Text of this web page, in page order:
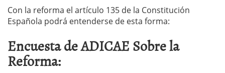
Con la reforma el artículo 135 de la Constitución
Española podrá entenderse de esta forma:
Encuesta de ADICAE Sobre la
Reforma: